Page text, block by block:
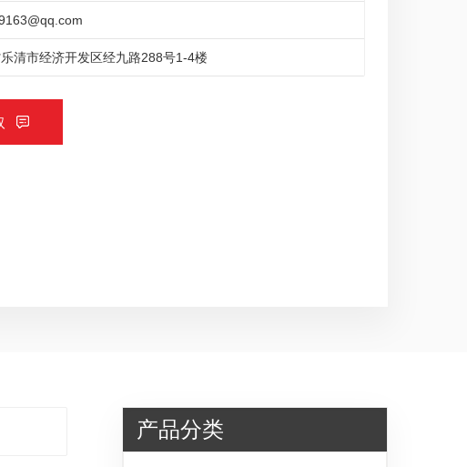
清市经济开发区经九路288号1-4楼
产品分类